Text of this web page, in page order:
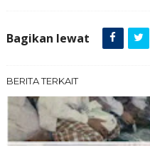
Bagikan lewat
BERITA TERKAIT